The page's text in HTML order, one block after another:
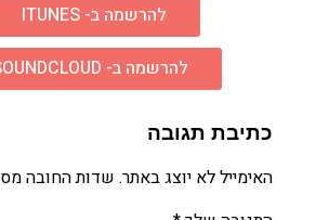
להרשמה ב- ITUNES
להרשמה ב- SOUNDCLOUD
כתיבת תגובה
האימייל לא יוצג באתר. שדות החובה